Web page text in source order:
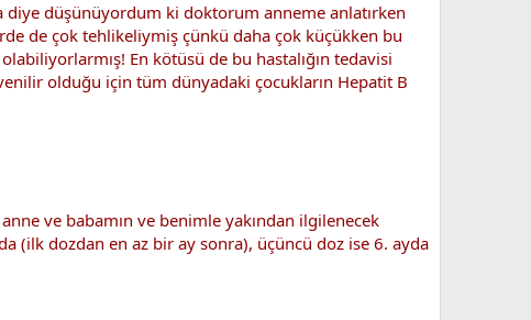
diye düşünüyordum ki doktorum anneme anlatırken
de çok tehlikeliymiş çünkü daha çok küçükken bu
En kötüsü de bu hastalığın tedavisi
olduğu için tüm dünyadaki çocukların Hepatit B
ve babamın ve benimle yakından ilgilenecek
(ilk dozdan en az bir ay sonra), üçüncü doz ise 6. ayda